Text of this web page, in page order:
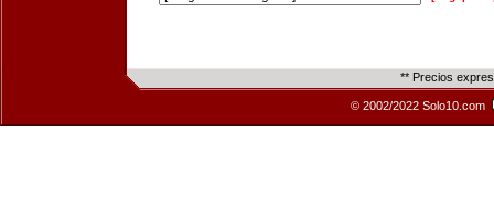
** Precios
© 2002/2022 Solo10.com